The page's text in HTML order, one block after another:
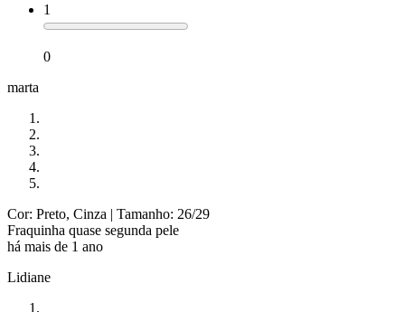
1
0
marta
Cor: Preto, Cinza | Tamanho: 26/29
Fraquinha quase segunda pele
há mais de 1 ano
Lidiane